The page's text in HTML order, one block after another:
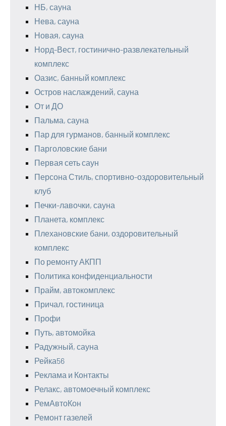
НБ, сауна
Нева, сауна
Новая, сауна
Норд-Вест, гостинично-развлекательный
комплекс
Оазис, банный комплекс
Остров наслаждений, сауна
От и ДО
Пальма, сауна
Пар для гурманов, банный комплекс
Парголовские бани
Первая сеть саун
Персона Стиль, спортивно-оздоровительный
клуб
Печки-лавочки, сауна
Планета, комплекс
Плехановские бани, оздоровительный
комплекс
По ремонту АКПП
Политика конфиденциальности
Прайм, автокомплекс
Причал, гостиница
Профи
Путь, автомойка
Радужный, сауна
Рейка56
Реклама и Контакты
Релакс, автомоечный комплекс
РемАвтоКон
Ремонт газелей